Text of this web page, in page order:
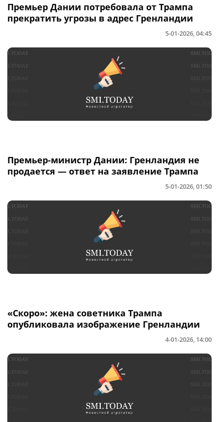
Премьер Дании потребовала от Трампа
прекратить угрозы в адрес Гренландии
5-01-2026, 04:45
Премьер-министр Дании: Гренландия не
продается — ответ на заявление Трампа
5-01-2026, 01:50
«Скоро»: жена советника Трампа
опубликовала изображение Гренландии
4-01-2026, 14:00